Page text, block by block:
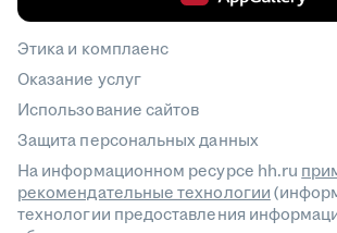
Этика и комплаенс
Оказание услуг
Использование сайтов
Защита персональных данных
На информационном ресурсе hh.ru
рекомендательные технологии
технологии предоставления